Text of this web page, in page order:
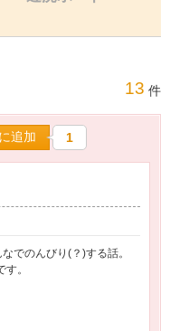
13 件
追加 1
でのんびり(？)する話。
。